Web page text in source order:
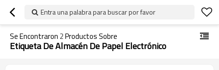
Entra una palabra para buscar por favor
Se Encontraron 2Productos Sobre
Etiqueta De Almacén De Papel Electrónico